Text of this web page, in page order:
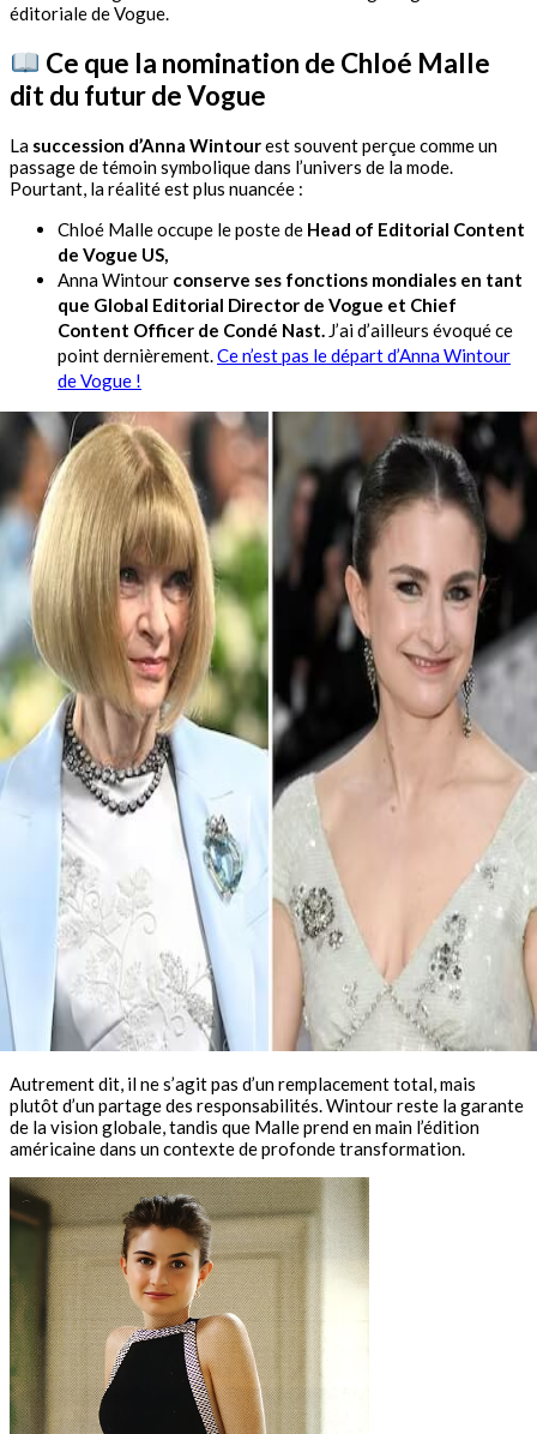
éditoriale de Vogue.
Ce que la nomination de Chloé Malle
dit du futur de Vogue
La succession d’Anna Wintourest souvent perçue comme un
passage de témoin symbolique dans l’univers de la mode.
Pourtant, la réalité est plus nuancée :
Chloé Malle occupe le poste de Head of Editorial Content
de Vogue US,
Anna Wintour conserve ses fonctions mondiales en tant
que Global Editorial Director de Vogue et Chief
Content Officer de Condé Nast. J’ai d’ailleurs évoqué ce
point dernièrement. Ce n’est pas le départ d’Anna Wintour
de Vogue !
Autrement dit, il ne s’agit pas d’un remplacement total, mais
plutôt d’un partage des responsabilités. Wintour reste la garante
de la vision globale, tandis que Malle prend en main l’édition
américaine dans un contexte de profonde transformation.